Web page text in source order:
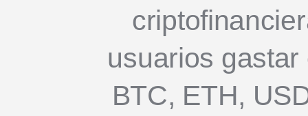
usuarios
BTC, ETH,